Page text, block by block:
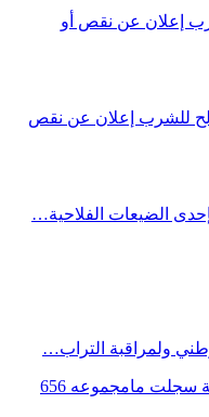
إعلان عن نقص أو
للشرب إعلان عن نقص
الضيعات الفلاحية…
ولمراقبة التراب…
2024 : مراكش ضمن أربع مدن بالممكلة سجلت مامجموعه 656